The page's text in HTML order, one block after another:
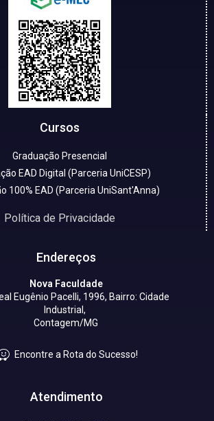
Cursos
Graduação Presencial
EAD Digital (Parceria UniCESP)
100% EAD (Parceria UniSant'Anna)
Política de Privacidade
Endereços
Nova Faculdade
Eugênio Pacelli, 1996, Bairro: Cidade
Industrial,
Contagem/MG
Encontre a Rota do Sucesso!
Atendimento